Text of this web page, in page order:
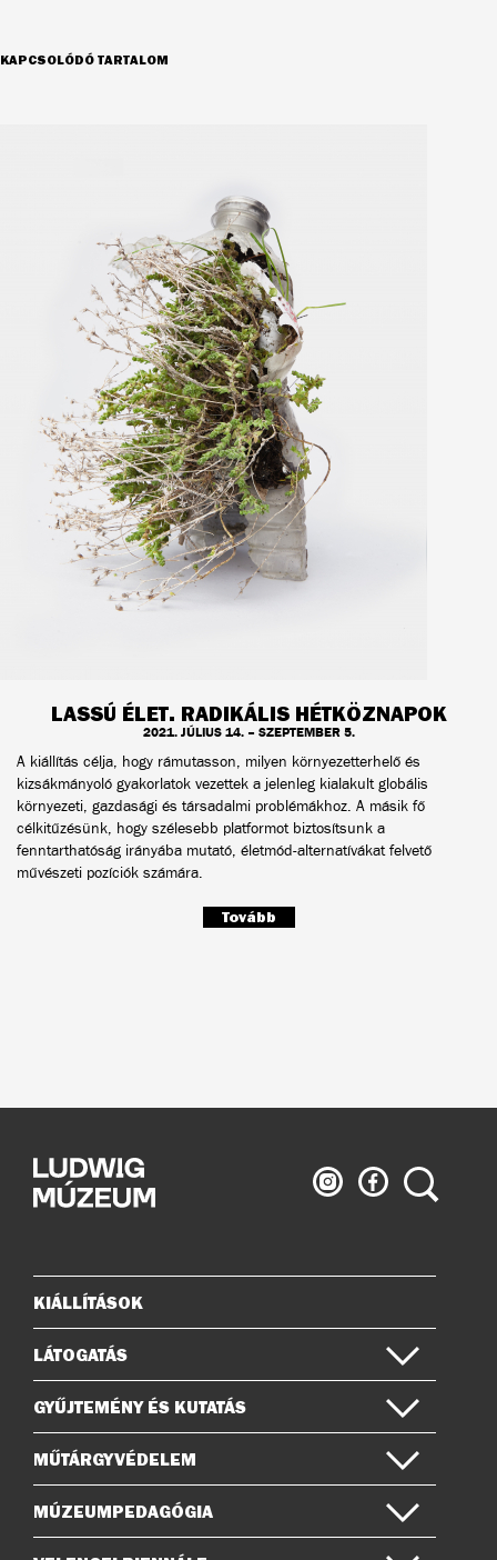
KAPCSOLÓDÓ TARTALOM
LASSÚ ÉLET. RADIKÁLIS HÉTKÖZNAPOK
2021. JÚLIUS 14. – SZEPTEMBER 5.
A kiállítás célja, hogy rámutasson, milyen környezetterhelő és
kizsákmányoló gyakorlatok vezettek a jelenleg kialakult globális
környezeti, gazdasági és társadalmi problémákhoz. A másik fő
célkitűzésünk, hogy szélesebb platformot biztosítsunk a
fenntarthatóság irányába mutató, életmód-alternatívákat felvető
művészeti pozíciók számára.
Tovább
Ludwig
Múzeum
Ludwig
Múzeum
Keresés
Oldaltérkép
KIÁLLÍTÁSOK
LÁTOGATÁS
GYŰJTEMÉNY ÉS KUTATÁS
MŰTÁRGYVÉDELEM
MÚZEUMPEDAGÓGIA